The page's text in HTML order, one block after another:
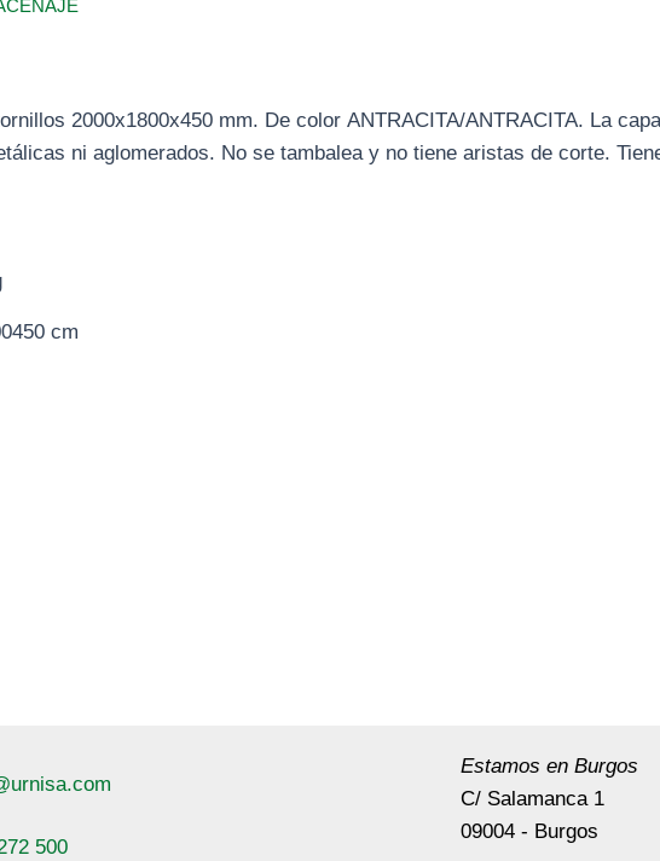
2000x1800x450 mm. De color ANTRACITA/ANTRACITA. La
ni aglomerados. No se tambalea y no tiene aristas de corte.
cm
500
Estamos en Burgos
C/ Salamanca 1
09004 - Burgos